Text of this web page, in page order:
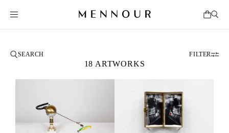
18 ARTWORKS
FILTER